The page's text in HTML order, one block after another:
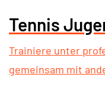
Tennis
Trainiere unter
gemeinsam mit